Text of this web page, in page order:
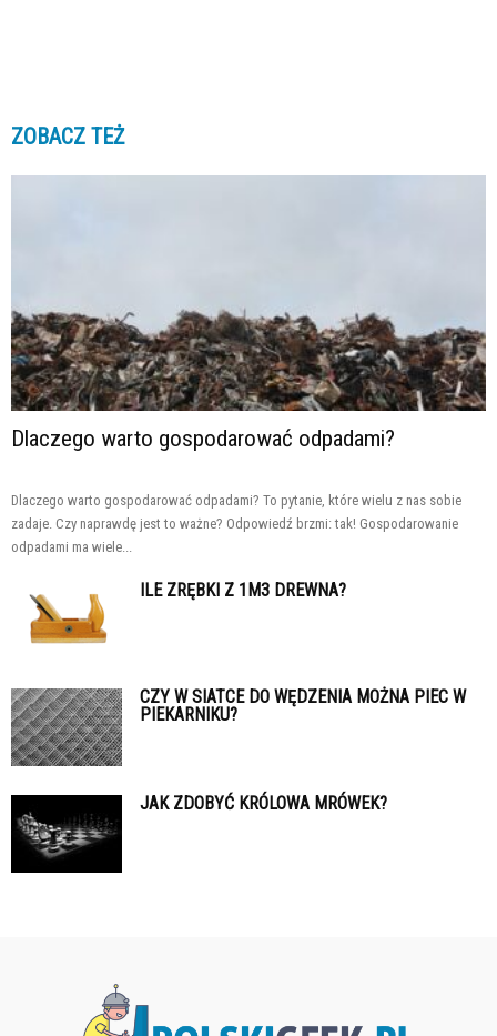
ZOBACZ TEŻ
Dlaczego warto gospodarować odpadami?
Dlaczego warto gospodarować odpadami? To pytanie, które wielu z nas sobie
zadaje. Czy naprawdę jest to ważne? Odpowiedź brzmi: tak! Gospodarowanie
odpadami ma wiele...
ILE ZRĘBKI Z 1M3 DREWNA?
CZY W SIATCE DO WĘDZENIA MOŻNA PIEC W
PIEKARNIKU?
JAK ZDOBYĆ KRÓLOWA MRÓWEK?